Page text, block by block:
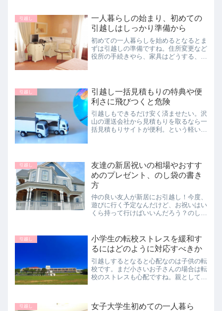
整理してみましょう。
引越し
一人暮らしの始まり、初めての
引越しはしっかり準備から
初めての一人暮らしを始めるとなるとま
ずは引越しの準備ですね。住所変更など
役所の手続きやら、家具はどうする、引
紹介です。
引越し
引越し一括見積もりの特典や便
利さに飛びつくと危険
引越しもできるだけ安く済ませたい。沢
山の運送会社から見積もりを取るなら一
括見積もりサイトが便利。という軽い気
メリットや使い方のアイデ...
引越し
友達の新居祝いの相場やおすす
めのプレゼント、のし袋の書き
方
仲の良い友人が新居にお引越し！今度、
遊びに行く予定なんだけど、お祝いはい
くら持って行けばいいんだろう？のし袋
の書き方を解説していきます！
引越し
小学生の転校ストレスを緩和す
るにはどのように対応すべきか
引越しするとなると心配なのは子供の転
校です。まだ小さいお子さんの場合は転
校のストレスも心配ですね。親として子
引越し
女子大学生初めての一人暮ら